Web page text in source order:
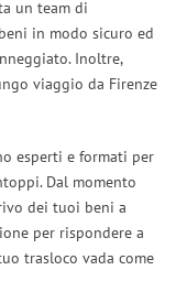
un team di
in modo sicuro ed
Inoltre,
viaggio da Firenze
esperti e formati per
Dal momento
dei tuoi beni a
per rispondere a
trasloco vada come